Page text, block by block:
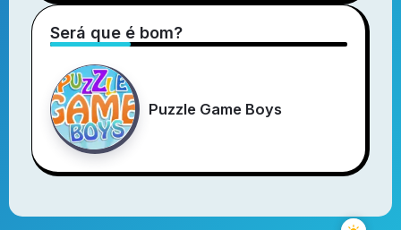
Será que é bom?
Puzzle Game Boys